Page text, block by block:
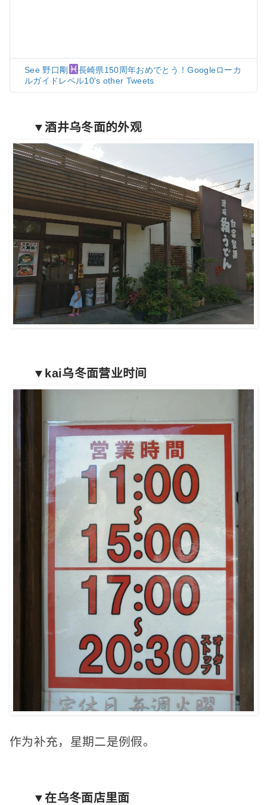
See 野口剛
長崎県150周年おめでとう！Googleローカ
ルガイドレベル10's other Tweets
▼酒井乌冬面的外观
▼kai乌冬面营业时间
作为补充，星期二是例假。
▼在乌冬面店里面